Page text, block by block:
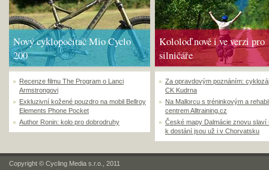
Nový cyklopočítač Mio Cyclo
200
Recenze filmu The Program o Lanci
Armstrongovi
Exkluzivní kožené pouzdro na mobil Bellroy
Elements Phone Pocket
Author Ronin: kolo pro dobrodruhy
Kololoď nově i ve verzi pro
silničáře
Za opravdovým poznáním:
CK Kudrna
Na Mallorcu s tréninkovým a
centrem Alltraining.cz
České mapy Dalmácie znovu slaví
k dostání jsou už i v Chorvatsku
Copyright © Cycling Media s.r.o., 2011